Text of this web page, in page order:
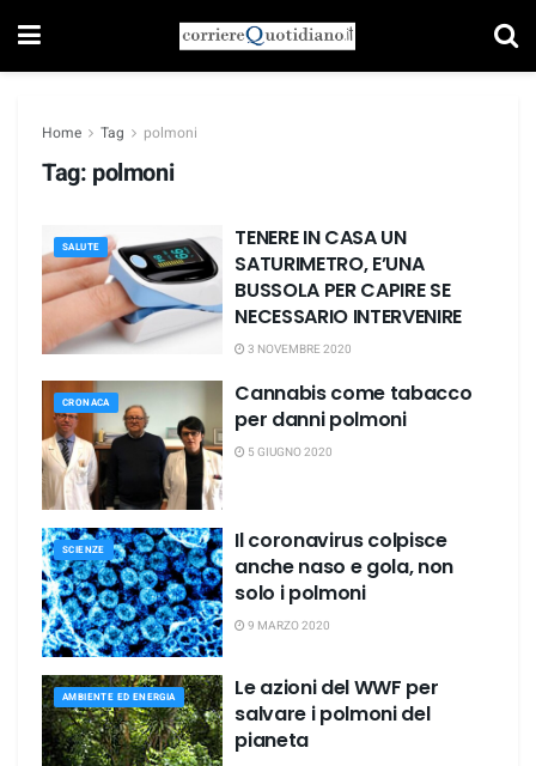
Home Tag polmoni
Tag: polmoni
SALUTE
TENERE IN CASA UN
SATURIMETRO, E’UNA
BUSSOLA PER CAPIRE SE
NECESSARIO INTERVENIRE
3 NOVEMBRE 2020
CRONACA
Cannabis come tabacco
per danni polmoni
5 GIUGNO 2020
SCIENZE
Il coronavirus colpisce
anche naso e gola, non
solo i polmoni
9 MARZO 2020
AMBIENTE ED ENERGIA
Le azioni del WWF per
salvare i polmoni del
pianeta